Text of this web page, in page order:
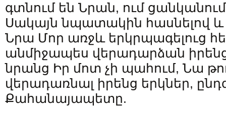
գտնում են Նրան, ում
Սակայն նպատակին հասնելով և
Նրա Մոր առջև երկրպագելուց
անմիջապես վերադարձան իրենց
նրանց Իր մոտ չի պահում, Նա
վերադառնալ իրենց երկներ,
Քահանայապետը.